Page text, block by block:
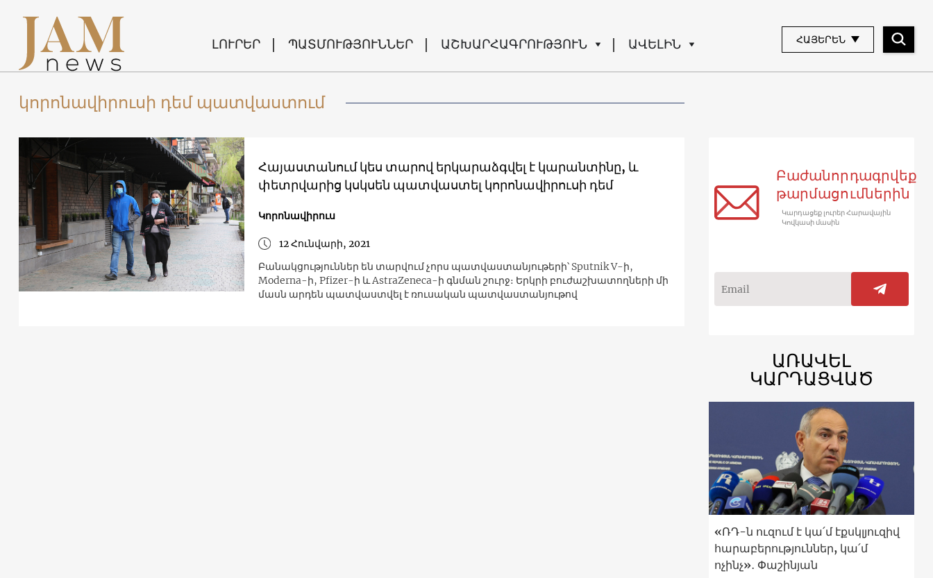
ԼՈՒՐԵՐ ՊԱՏՄՈՒԹՅՈՒՆՆԵՐ ԱՇԽԱՐՀԱԳՐՈՒԹՅՈՒՆ ԱՎԵԼԻՆ ՀԱՅԵՐԵՆ
կորոնավիրուսի դեմ պատվաստում
Հայաստանում կես տարով երկարաձգվել է կարանտինը, և
փետրվարից կսկսեն պատվաստել կորոնավիրուսի դեմ
Կորոնավիրուս
12 Հունվարի, 2021
Բանակցություններ են տարվում չորս պատվաստանյութերի՝ Sputnik V-ի,
Moderna-ի, Pfizer-ի և AstraZeneca-ի գնման շուրջ։ Երկրի բուժաշխատողների մի
մասն արդեն պատվաստվել է ռուսական պատվաստանյութով
Բաժանորդագրվեք
թարմացումներին
Կարդացեք լուրեր Հարավային
Կովկասի մասին
ԱՌԱՎԵԼ
ԿԱՐԴԱՑՎԱԾ
«ՌԴ-ն ուզում է կա՛մ էքսկլյուզիվ
հարաբերություններ, կա՛մ
ոչինչ»․ Փաշինյան